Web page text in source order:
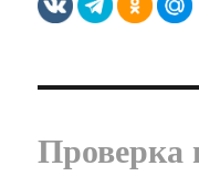
Проверка